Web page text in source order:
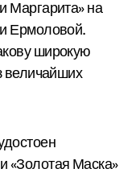
Маргарита» на
Ермоловой.
широкую
величайших
«Золотая Маска»